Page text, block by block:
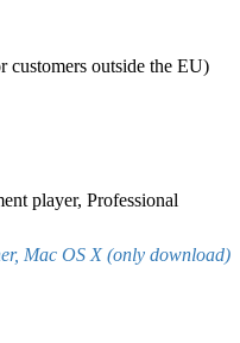
outside the EU)
player, Professional
Mac OS X (only download)